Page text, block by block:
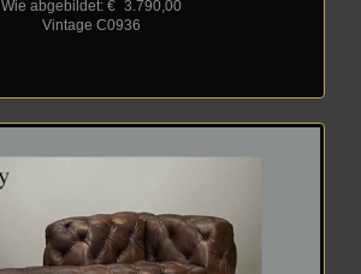
Wie abgebildet: € 3.790,00
Vintage C0936